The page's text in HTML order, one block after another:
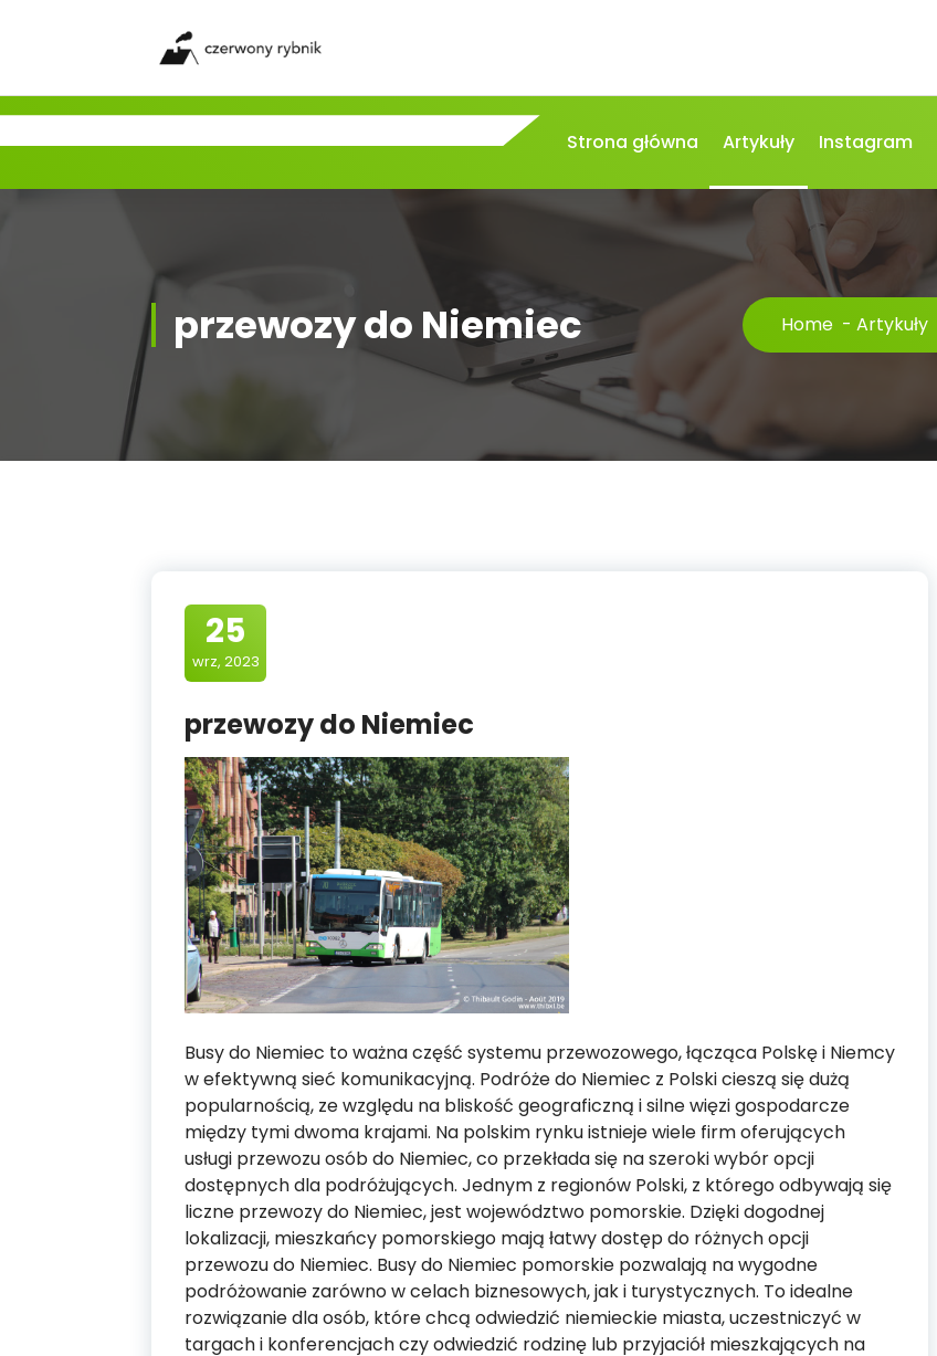
Strona główna Artykuły Instagram
przewozy do Niemiec Home - Artykuły
25
wrz, 2023
przewozy do Niemiec
Busy do Niemiec to ważna część systemu przewozowego, łącząca Polskę i Niemcy
w efektywną sieć komunikacyjną. Podróże do Niemiec z Polski cieszą się dużą
popularnością, ze względu na bliskość geograficzną i silne więzi gospodarcze
między tymi dwoma krajami. Na polskim rynku istnieje wiele firm oferujących
usługi przewozu osób do Niemiec, co przekłada się na szeroki wybór opcji
dostępnych dla podróżujących. Jednym z regionów Polski, z którego odbywają się
liczne przewozy do Niemiec, jest województwo pomorskie. Dzięki dogodnej
lokalizacji, mieszkańcy pomorskiego mają łatwy dostęp do różnych opcji
przewozu do Niemiec. Busy do Niemiec pomorskie pozwalają na wygodne
podróżowanie zarówno w celach biznesowych, jak i turystycznych. To idealne
rozwiązanie dla osób, które chcą odwiedzić niemieckie miasta, uczestniczyć w
targach i konferencjach czy odwiedzić rodzinę lub przyjaciół mieszkających na